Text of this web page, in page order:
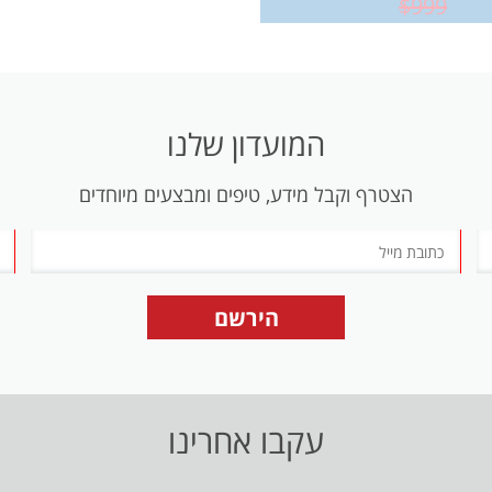
צדיקים
$999
המועדון שלנו
הצטרף וקבל מידע, טיפים ומבצעים מיוחדים
עקבו אחרינו